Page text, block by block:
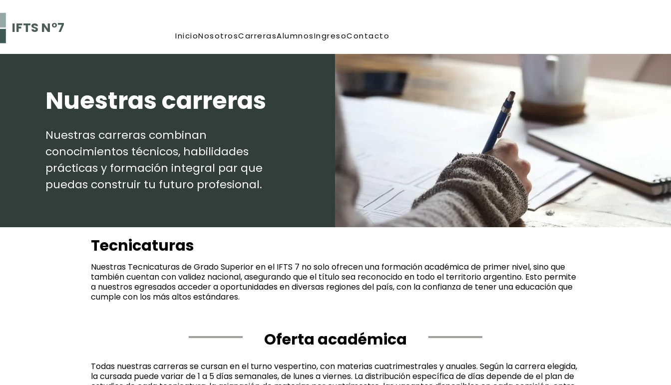
IFTS N°7 InicioNosotrosCarrerasAlumnosIngresoContacto
Nuestras carreras
Nuestras carreras combinan
conocimientos técnicos, habilidades
prácticas y formación integral par que
puedas construir tu futuro profesional.
Tecnicaturas
Nuestras Tecnicaturas de Grado Superior en el IFTS 7 no solo ofrecen una formación académica de primer nivel, sino que
también cuentan con validez nacional, asegurando que el título sea reconocido en todo el territorio argentino. Esto permite
a nuestros egresados acceder a oportunidades en diversas regiones del país, con la confianza de tener una educación que
cumple con los más altos estándares.
Oferta académica
Todas nuestras carreras se cursan en el turno vespertino, con materias cuatrimestrales y anuales. Según la carrera elegida,
la cursada puede variar de 1 a 5 días semanales, de lunes a viernes. La distribución específica de días depende de el plan de